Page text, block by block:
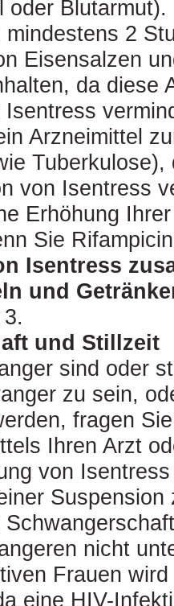
oder
2
Eisensalzen
da diese
Arzneimittel
Tuberkulose),
von Isentress
Erhöhung
Sie
Isentress
und
und Stillzeit
sind oder
zu sein,
fragen
Ihren Arzt
von
Suspension
nicht
Frauen
eine HIV-